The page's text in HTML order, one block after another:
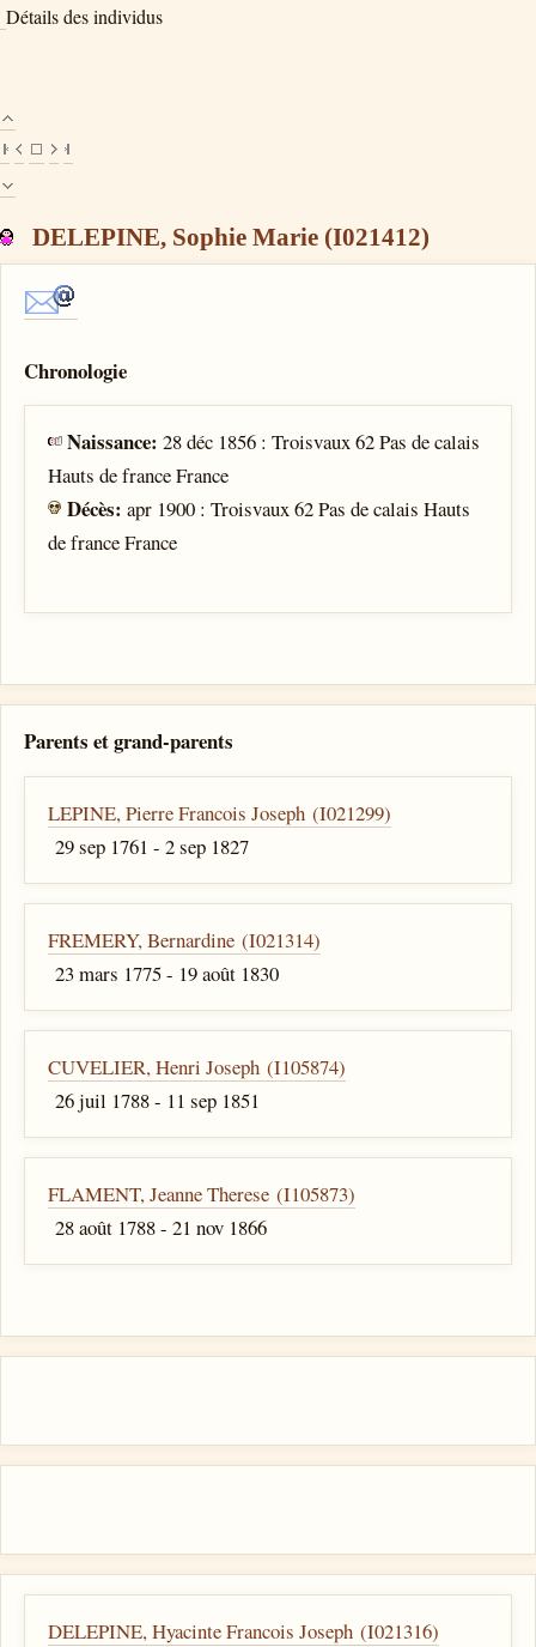
Détails des individus
DELEPINE, Sophie Marie (I021412)
Chronologie
Naissance:28 déc 1856 : Troisvaux 62 Pas de calais
Hauts de france France
Décès:apr 1900 : Troisvaux 62 Pas de calais Hauts
de france France
Parents et grand-parents
LEPINE, Pierre Francois Joseph (I021299)
29 sep 1761 - 2 sep 1827
FREMERY, Bernardine (I021314)
23 mars 1775 - 19 août 1830
CUVELIER, Henri Joseph (I105874)
26 juil 1788 - 11 sep 1851
FLAMENT, Jeanne Therese (I105873)
28 août 1788 - 21 nov 1866
DELEPINE, Hyacinte Francois Joseph (I021316)